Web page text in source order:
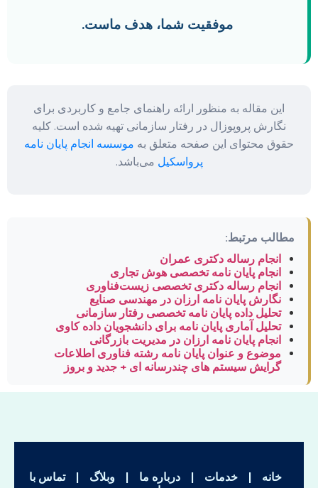
موفقیت شما، هدف ماست.
این مقاله به منظور ارائه راهنمای جامع و کاربردی برای
نگارش پروپوزال در رفتار سازمانی تهیه شده است. کلیه
حقوق محتوای این صفحه متعلق به موسسه انجام پایان نامه
پرواسکیل می‌باشد.
مطالب مرتبط:
انجام رساله دکتری عمران
انجام پایان نامه تخصصی هوش تجاری
انجام رساله دکتری تخصصی زیست‌فناوری
نگارش پایان نامه ارزان در مهندسی صنایع
تحلیل داده پایان نامه تخصصی رفتار سازمانی
تحلیل آماری پایان نامه برای دانشجویان داده کاوی
انجام پایان نامه ارزان در مدیریت بازرگانی
موضوع و عنوان پایان نامه رشته فناوری اطلاعات
گرایش سیستم های چندرسانه ای + جدید و بروز
خانه خدمات درباره ما وبلاگ
تماس با